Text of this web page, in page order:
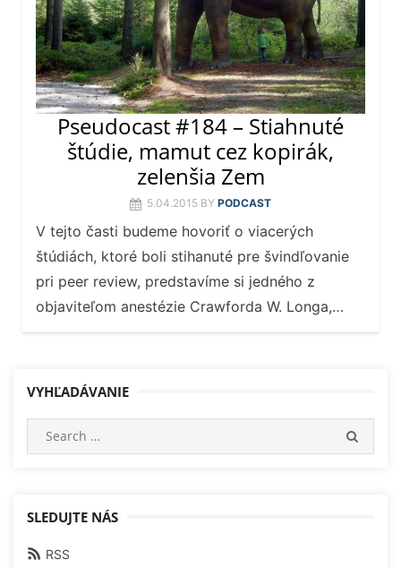
Pseudocast #184 – Stiahnuté
štúdie, mamut cez kopirák,
zelenšia Zem
5.04.2015 BY PODCAST
V tejto časti budeme hovoriť o viacerých
štúdiách, ktoré boli stihanuté pre švindľovanie
pri peer review, predstavíme si jedného z
objaviteľom anestézie Crawforda W. Longa,…
VYHĽADÁVANIE
SLEDUJTE NÁS
RSS